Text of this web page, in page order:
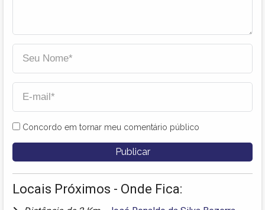
Concordo em tornar meu comentário público
Locais Próximos - Onde Fica: